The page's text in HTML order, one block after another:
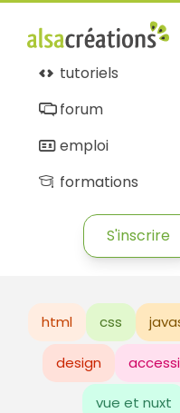
tutoriels
forum
emploi
formations
S'inscrire
html css
design
vue et nuxt